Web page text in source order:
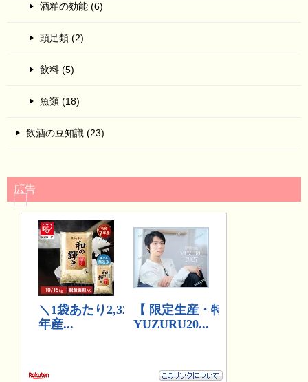
酒粕の効能 (6)
頭足類 (2)
飲料 (5)
魚類 (18)
飲酒の豆知識 (23)
広告